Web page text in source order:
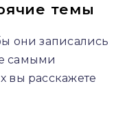
темы
они записались
самыми
вы расскажете